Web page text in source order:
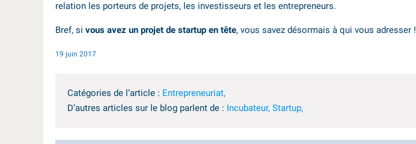
relation les porteurs de projets, les investisseurs et les entrepreneurs.
Bref, si vous avez un projet de startup en tête, vous savez désormais à qui vous adresser !
19 juin 2017
Catégories de l’article : Entrepreneuriat,
D’autres articles sur le blog parlent de : Incubateur, Startup,